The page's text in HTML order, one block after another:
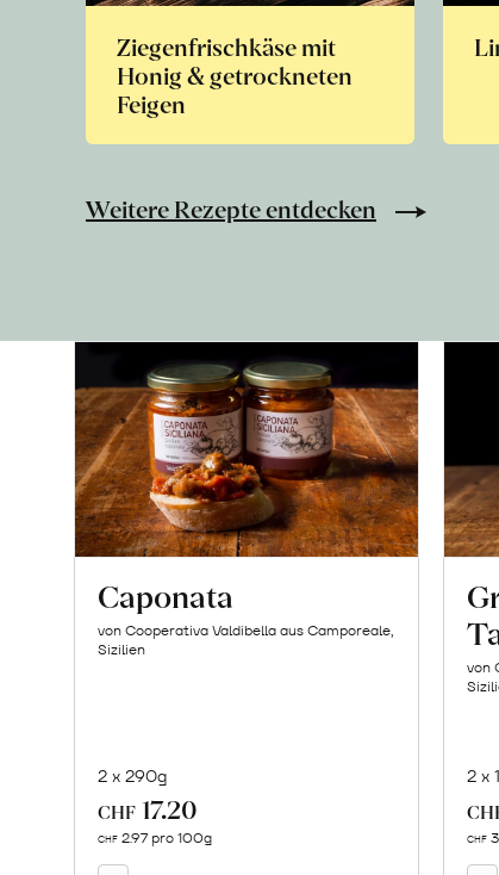
Ziegenfrischkäse mit
Honig & getrockneten
Feigen
Weitere Rezepte entdecken
Caponata
von Cooperativa Valdibella aus Camporeale,
Sizilien
2 x 290g
CHF 17.20
CHF 2.97 pro 100g
von
2 x
CHF